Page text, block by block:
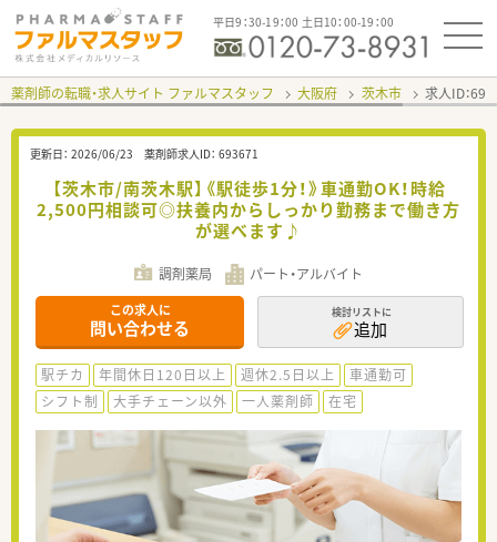
平日9：30-19：00 土日10：00-19：00
薬剤師の転職・求人サイト ファルマスタッフ 大阪府 茨木市 求人ID：
更新日： 2026/06/23 薬剤師求人ID： 693671
【茨木市/南茨木駅】《駅徒歩1分！》車通勤OK！時給
2,500円相談可◎扶養内からしっかり勤務まで働き方
が選べます♪
調剤薬局 パート・アルバイト
この求人に
問い合わせる
検討リストに
追加
駅チカ 年間休日120日以上 週休2.5日以上
車通勤可
シフト制
大手チェーン以外 一人薬剤師 在宅